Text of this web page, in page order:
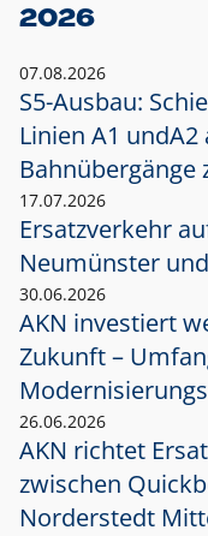
2026
07.08.2026
S5-Ausbau:
Linien A1 undA2
Bahnübergänge
17.07.2026
Ersatzverkehr
Neumünster und
30.06.2026
AKN investiert
Zukunft –
26.06.2026
AKN richtet
zwischen
Norderstedt